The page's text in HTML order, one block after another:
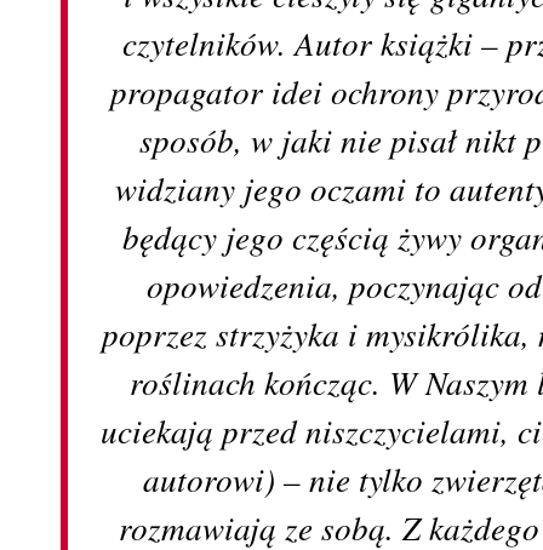
czytelników. Autor książki –
propagator idei ochrony
sposób, w jaki nie pisał nikt
widziany jego oczami to
będący jego częścią żywy
opowiedzenia, poczynając
poprzez strzyżyka i
roślinach kończąc. W
uciekają przed niszczycielami,
autorowi) – nie tylko
rozmawiają ze sobą. Z